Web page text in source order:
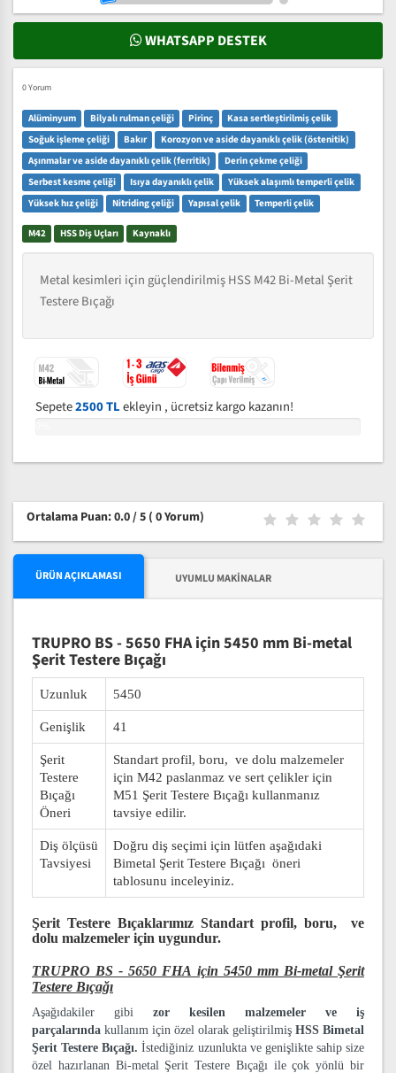
WHATSAPP DESTEK
0 Yorum
Alüminyum Bilyalı rulman çeliği Pirinç
Kasa sertleştirilmiş çelik
Soğuk işleme çeliği
Bakır
Korozyon ve aside dayanıklı çelik (östenitik)
Aşınmalar ve aside dayanıklı çelik (ferritik)
Derin çekme çeliği
Serbest kesme çeliği
Isıya dayanıklı çelik
Yüksek alaşımlı temperli çelik
Yüksek hız çeliği
Nitriding çeliği Yapısal çelik Temperli çelik
M42 HSS Diş Uçları Kaynaklı
Metal kesimleri için güçlendirilmiş HSS M42 Bi-Metal Şerit
Testere Bıçağı
Sepete2500 TLekleyin , ücretsiz kargo kazanın!
Ortalama Puan: 0.0 / 5 ( 0 Yorum)
ÜRÜN AÇIKLAMASI UYUMLU MAKINALAR
TRUPRO BS - 5650 FHA için 5450 mm Bi-metal
Şerit Testere Bıçağı
Uzunluk 5450
Genişlik 41
Şerit
Testere
Bıçağı
Öneri
Standart profil, boru, ve dolu malzemeler
için M42 paslanmaz ve sert çelikler için
M51 Şerit Testere Bıçağı kullanmanız
tavsiye edilir.
Diş ölçüsü
Tavsiyesi
Doğru diş seçimi için lütfen aşağıdaki
Bimetal Şerit Testere Bıçağı öneri
tablosunu inceleyiniz.
Şerit Testere Bıçaklarımız Standart profil, boru, ve
dolu malzemeler için uygundur.
TRUPRO BS - 5650 FHA için 5450 mm Bi-metal Şerit
Testere Bıçağı
Aşağıdakiler gibi zor kesilen malzemeler ve iş
parçalarında kullanım için özel olarak geliştirilmiş HSS Bimetal
Şerit Testere Bıçağı.İstediğiniz uzunlukta ve genişlikte sahip size
özel hazırlanan Bi-metal Şerit Testere Bıçağı ile çok yönlü bir